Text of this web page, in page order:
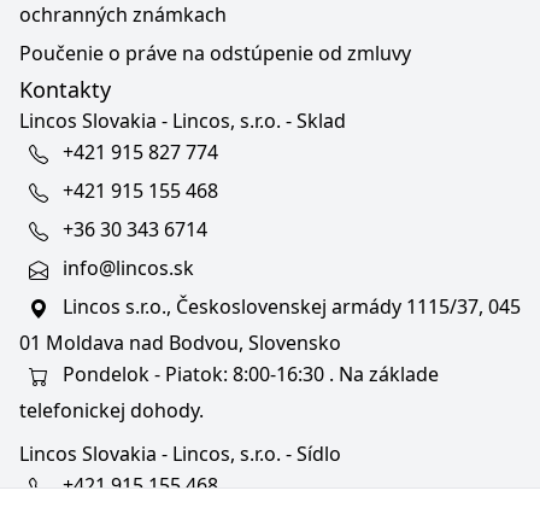
ochranných známkach
Poučenie o práve na odstúpenie od zmluvy
Kontakty
Lincos Slovakia - Lincos, s.r.o. - Sklad
+421 915 827 774
+421 915 155 468
+36 30 343 6714
info@lincos.sk
Lincos s.r.o., Československej armády 1115/37, 045
01 Moldava nad Bodvou, Slovensko
Pondelok - Piatok: 8:00-16:30 . Na základe
telefonickej dohody.
Lincos Slovakia - Lincos, s.r.o. - Sídlo
+421 915 155 468